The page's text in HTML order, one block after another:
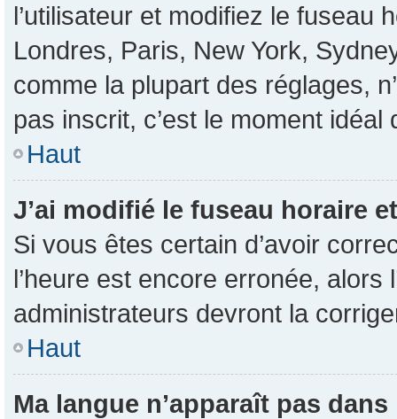
l’utilisateur et modifiez le fuseau
Londres, Paris, New York,
comme la plupart des réglages,
pas inscrit, c’est le moment idéal
Haut
J’ai modifié le fuseau horaire
Si vous êtes certain d’avoir
l’heure est encore erronée, alors
administrateurs devront la
Haut
Ma langue n’apparaît pas